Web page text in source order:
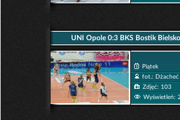
UNI Opole 0:3 BKS Bostik
Piątek
fot.: Dżacheć
Zdjęć: 103
Wyświetleń: